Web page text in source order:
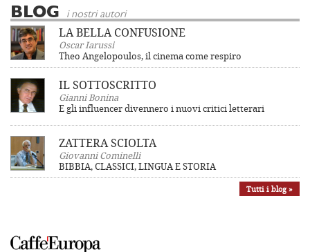
BLOG i nostri autori
LA BELLA CONFUSIONE
Oscar Iarussi
Theo Angelopoulos, il cinema come respiro
IL SOTTOSCRITTO
Gianni Bonina
E gli influencer divennero i nuovi critici letterari
ZATTERA SCIOLTA
Giovanni Cominelli
BIBBIA, CLASSICI, LINGUA E STORIA
Tutti i blog »